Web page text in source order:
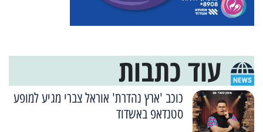
עוד כתבות
כוכב 'ארץ נהדרת' אוראל צברי מגיע למופע
סטנדאפ באשדוד